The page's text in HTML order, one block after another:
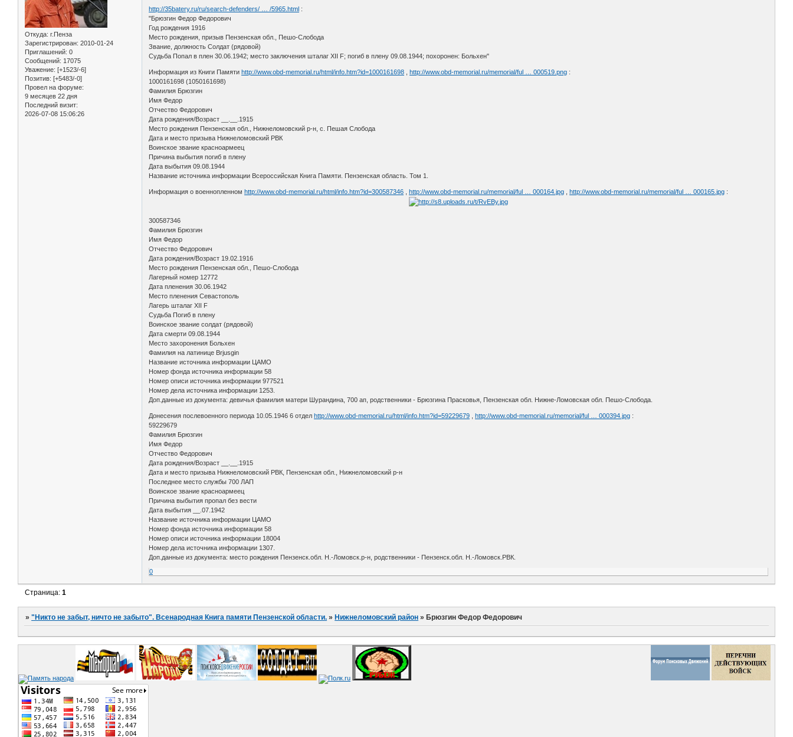
Откуда: г.Пенза
Зарегистрирован: 2010-01-24
Приглашений: 0
Сообщений: 17075
Уважение: [+1523/-6]
Позитив: [+5483/-0]
Провел на форуме:
9 месяцев 22 дня
Последний визит:
2026-07-08 15:06:26
http://35batery.ru/ru/search-defenders/ … /5965.html :
"Брюзгин Федор Федорович
Год рождения 1916
Место рождения, призыв Пензенская обл., Пешо-Слобода
Звание, должность Солдат (рядовой)
Судьба Попал в плен 30.06.1942; место заключения шталаг XII F; погиб в плену 09.08.1944; похоронен: Больхен"
Информация из Книги Памятиhttp://www.obd-memorial.ru/html/info.htm?id=1000161698 ,http://www.obd-memorial.ru/memorial/ful … 000519.png :
1000161698 (1050161698)
Фамилия Брюзгин
Имя Федор
Отчество Федорович
Дата рождения/Возраст __.__.1915
Место рождения Пензенская обл., Нижнеломовский р-н, с. Пешая Слобода
Дата и место призыва Нижнеломовский РВК
Воинское звание красноармеец
Причина выбытия погиб в плену
Дата выбытия 09.08.1944
Название источника информации Всероссийская Книга Памяти. Пензенская область. Том 1.
Информация о военнопленномhttp://www.obd-memorial.ru/html/info.htm?id=300587346 ,http://www.obd-memorial.ru/memorial/ful … 000164.jpg ,http://www.obd-memorial.ru/memorial/ful … 000165.jpg :
300587346
Фамилия Брюзгин
Имя Федор
Отчество Федорович
Дата рождения/Возраст 19.02.1916
Место рождения Пензенская обл., Пешо-Слобода
Лагерный номер 12772
Дата пленения 30.06.1942
Место пленения Севастополь
Лагерь шталаг XII F
Судьба Погиб в плену
Воинское звание солдат (рядовой)
Дата смерти 09.08.1944
Место захоронения Больхен
Фамилия на латинице Brjusgin
Название источника информации ЦАМО
Номер фонда источника информации 58
Номер описи источника информации 977521
Номер дела источника информации 1253.
Доп.данные из документа: девичья фамилия матери Шурандина, 700 ап, родственники - Брюзгина Прасковья, Пензенская обл. Нижне-Ломовская обл. Пешо-Слобода.
Донесения послевоенного периода 10.05.1946 6 отделhttp://www.obd-memorial.ru/html/info.htm?id=59229679 ,http://www.obd-memorial.ru/memorial/ful … 000394.jpg :
59229679
Фамилия Брюзгин
Имя Федор
Отчество Федорович
Дата рождения/Возраст __.__.1915
Дата и место призыва Нижнеломовский РВК, Пензенская обл., Нижнеломовский р-н
Последнее место службы 700 ЛАП
Воинское звание красноармеец
Причина выбытия пропал без вести
Дата выбытия __.07.1942
Название источника информации ЦАМО
Номер фонда источника информации 58
Номер описи источника информации 18004
Номер дела источника информации 1307.
Доп.данные из документа: место рождения Пензенск.обл. Н.-Ломовск.р-н, родственники - Пензенск.обл. Н.-Ломовск.РВК.
0
Страница:1
»"Никто не забыт, ничто не забыто". Всенародная Книга памяти Пензенской области. »Нижнеломовский район »Брюзгин Федор Федорович